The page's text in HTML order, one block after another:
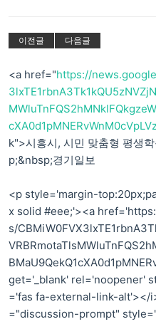
이전글 다음글
<a href="https://
k">시흥시, 시민 맞춤형 평생
p;&nbsp;경기일보
<p style='margin-
x solid #eee;'><a
s/
get='_blank' rel='noopener'
='fas fa-external-link-alt'></
="discussion-prompt"